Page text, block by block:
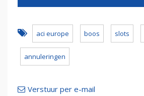
aci europe boos slots
annuleringen
Verstuur per e-mail